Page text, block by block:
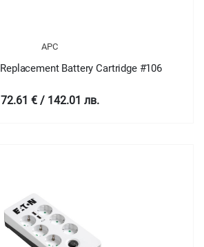
APC
Battery Cartridge #106
72.61 € / 142.01 лв.